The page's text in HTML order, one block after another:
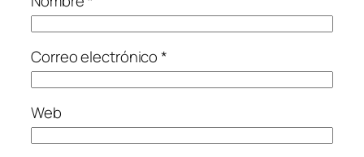
Correo electrónico*
Web